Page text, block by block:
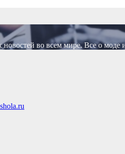
во всем мире. Все о моде